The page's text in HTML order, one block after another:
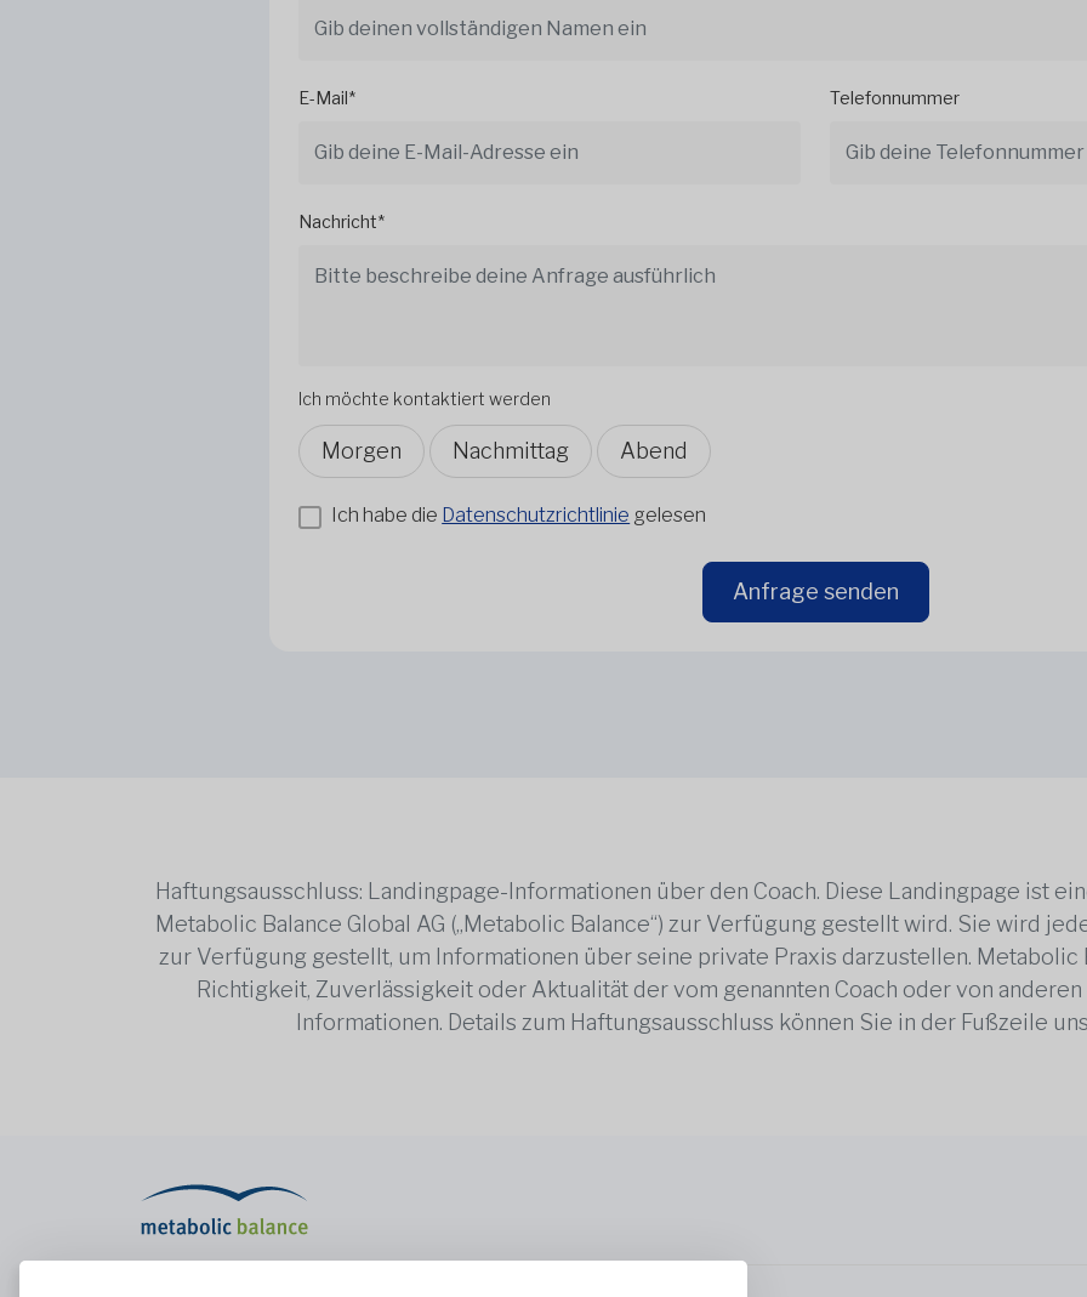
E-Mail* Telefonnummer
Nachricht*
Ich möchte kontaktiert werden
Morgen Nachmittag Abend
Ich habe die Datenschutzrichtlinie gelesen
Anfrage senden
Haftungsausschluss: Landingpage-Informationen über den Coach. Diese Landingpage ist
Metabolic Balance Global AG („Metabolic Balance“) zur Verfügung gestellt wird. Sie wird
zur Verfügung gestellt, um Informationen über seine private Praxis darzustellen.
Richtigkeit, Zuverlässigkeit oder Aktualität der vom genannten Coach oder von
Informationen. Details zum Haftungsausschluss können Sie in der Fußzeile